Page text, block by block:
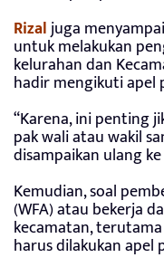
Rizaljuga
untuk melakukan
kelurahan dan
hadir mengikuti apel
“Karena, ini penting
pak wali atau wakil
disampaikan ulang
Kemudian, soal
(WFA) atau bekerja
kecamatan,
harus dilakukan apel